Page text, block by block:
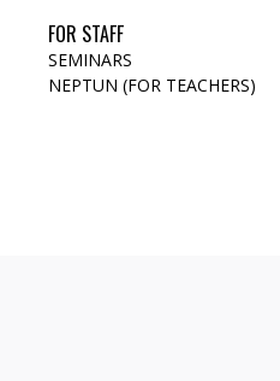
FOR STAFF
SEMINARS
NEPTUN (FOR TEACHERS)